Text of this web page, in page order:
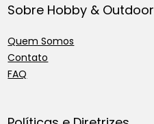
Sobre Hobby & Outdoor
Quem Somos
Contato
FAQ